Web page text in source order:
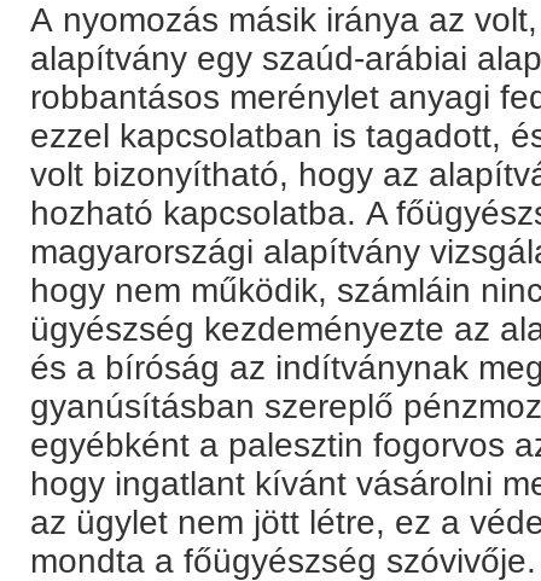
A nyomozás másik iránya az
alapítvány egy szaúd-arábiai
robbantásos merénylet anyagi
ezzel kapcsolatban is tagadott,
volt bizonyítható, hogy az
hozható kapcsolatba. A
magyarországi alapítvány
hogy nem működik, számláin
ügyészség kezdeményezte az
és a bíróság az indítványnak
gyanúsításban szereplő
egyébként a palesztin fogorvos
hogy ingatlant kívánt vásárolni
az ügylet nem jött létre, ez a
mondta a főügyészség szóvivője.